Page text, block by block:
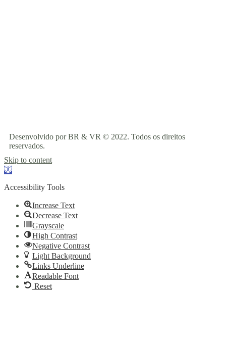
Desenvolvido por BR & VR © 2022. Todos os direitos
reservados.
Skip to content
Open
Accessibility Tools
Increase Text
Decrease Text
Grayscale
High Contrast
Negative Contrast
Light Background
Links Underline
Readable Font
Reset